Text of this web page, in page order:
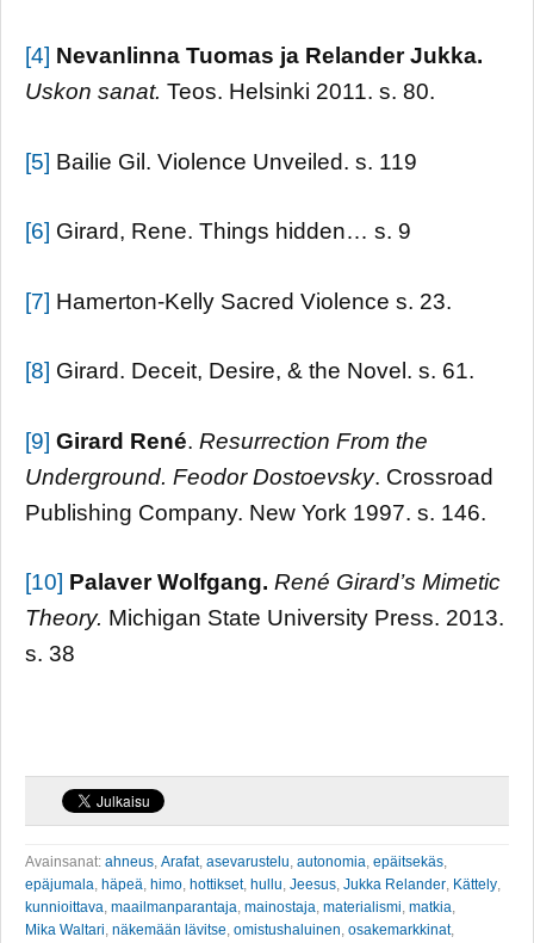
[4] Nevanlinna Tuomas ja Relander Jukka.
Uskon sanat. Teos. Helsinki 2011. s. 80.
[5] Bailie Gil. Violence Unveiled. s. 119
[6] Girard, Rene. Things hidden… s. 9
[7] Hamerton-Kelly Sacred Violence s. 23.
[8] Girard. Deceit, Desire, & the Novel. s. 61.
[9] Girard René. Resurrection From the
Underground. Feodor Dostoevsky. Crossroad
Publishing Company. New York 1997. s. 146.
[10] Palaver Wolfgang. René Girard’s Mimetic
Theory. Michigan State University Press. 2013.
s. 38
Avainsanat: ahneus, Arafat, asevarustelu, autonomia, epäitsekäs,
epäjumala, häpeä, himo, hottikset, hullu, Jeesus, Jukka Relander, Kättely,
kunnioittava, maailmanparantaja, mainostaja, materialismi, matkia,
Mika Waltari, näkemään lävitse, omistushaluinen, osakemarkkinat,